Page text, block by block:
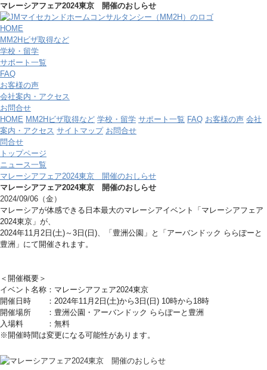
マレーシアフェア2024東京 開催のおしらせ
HOME
MM2Hビザ取得など
学校・留学
サポート一覧
FAQ
お客様の声
会社案内・アクセス
お問合せ
HOME MM2Hビザ取得など 学校・留学 サポート一覧 FAQ お客様の声 会社
案内・アクセス サイトマップ お問合せ
問合せ
トップページ
ニュース一覧
マレーシアフェア2024東京 開催のおしらせ
マレーシアフェア2024東京 開催のおしらせ
2024/09/06（金）
マレーシアが体感できる日本最大のマレーシアイベント「マレーシアフェア
2024東京」が、
2024年11月2日(土)～3日(日)、「豊洲公園」と「アーバンドック ららぽーと
豊洲」にて開催されます。
＜開催概要＞
イベント名称：マレーシアフェア2024東京
開催日時 ：2024年11月2日(土)から3日(日) 10時から18時
開催場所 ：豊洲公園・アーバンドック ららぽーと豊洲
入場料 ：無料
※開催時間は変更になる可能性があります。